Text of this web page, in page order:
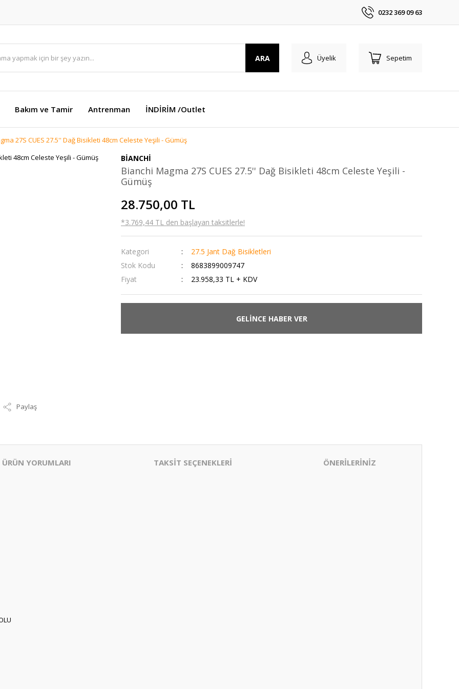
0232 369 09 63
ARA Üyelik Sepetim
Bakım ve Tamir Antrenman İNDİRİM /Outlet
27S CUES 27.5'' Dağ Bisikleti 48cm Celeste Yeşili - Gümüş
Paylaş
BİANCHİ
Bianchi Magma 27S CUES 27.5'' Dağ Bisikleti 48cm Celeste Yeşili -
Gümüş
28.750,00 TL
*3.769,44 TL den başlayan taksitlerle!
Kategori
27.5 Jant Dağ Bisikletleri
Stok Kodu
8683899009747
Fiyat
23.958,33 TL + KDV
GELİNCE HABER VER
ÜRÜN YORUMLARI TAKSİT SEÇENEKLERİ ÖNERİLERİNİZ